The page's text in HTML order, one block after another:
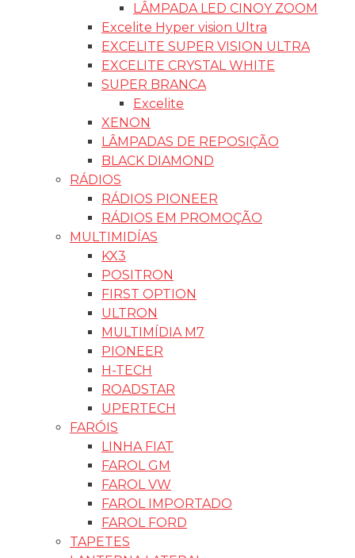
LÂMPADA LED CINOY ZOOM
Excelite Hyper vision Ultra
EXCELITE SUPER VISION ULTRA
EXCELITE CRYSTAL WHITE
SUPER BRANCA
Excelite
XENON
LÂMPADAS DE REPOSIÇÃO
BLACK DIAMOND
RÁDIOS
RÁDIOS PIONEER
RÁDIOS EM PROMOÇÃO
MULTIMIDÍAS
KX3
POSITRON
FIRST OPTION
ULTRON
MULTIMÍDIA M7
PIONEER
H-TECH
ROADSTAR
UPERTECH
FARÓIS
LINHA FIAT
FAROL GM
FAROL VW
FAROL IMPORTADO
FAROL FORD
TAPETES